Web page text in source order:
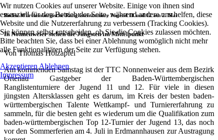
Baden-Württembergische Ranglistenturniere Jugend 11 und 12 am 2. Mai
In Nonnenweier stehen die Jüngsten im Mittelpunkt
Von Thomas Holzapfel
Am kommenden Samstag ist der TTC Nonnenweier aus dem Bezirk
Ortenau Gastgeber der Baden-Württembergischen
Ranglistenturniere der Jugend 11 und 12. Für viele in diesen
jüngsten Altersklassen geht es darum, im Kreis der besten baden-
württembergischen Talente Wettkampf- und Turniererfahrung zu
sammeln, für die besten geht es wiederum um die Qualifikation zum
baden-württembergischen Top 12-Turnier der Jugend 13, das noch
vor den Sommerferien am 4. Juli in Erdmannhausen zur Austragung
Wir nutzen Cookies auf unserer Website. Einige von ihnen sind
essenziell für den Betrieb der Seite, während andere uns helfen, diese
Website und die Nutzererfahrung zu verbessern (Tracking Cookies).
Sie können selbst entscheiden, ob Sie die Cookies zulassen möchten.
Bitte beachten Sie, dass bei einer Ablehnung womöglich nicht mehr
alle Funktionalitäten der Seite zur Verfügung stehen.
Akzeptieren Ablehnen
Impressum